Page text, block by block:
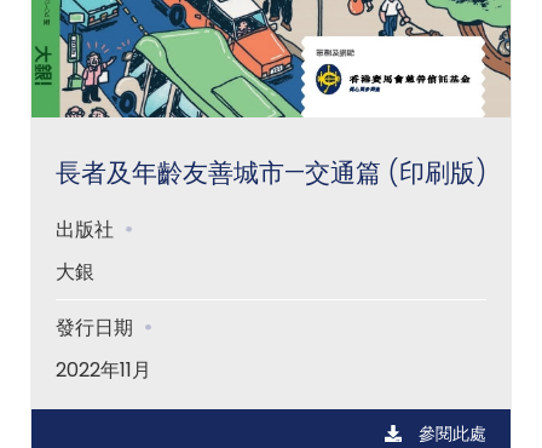
長者及年齡友善城市—交通篇 (印刷版)
出版社
大銀
發行日期
2022年11月
參閱此處